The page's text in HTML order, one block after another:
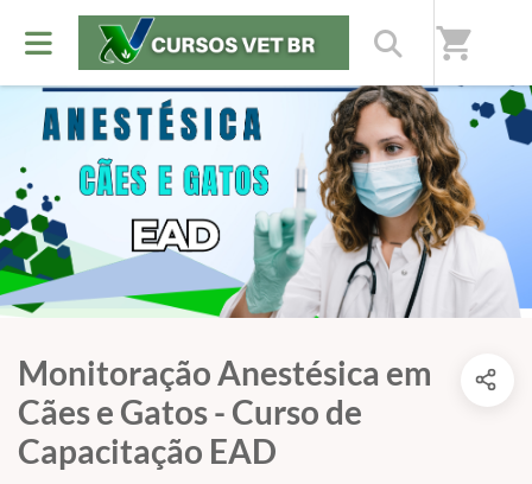
shopping_cart
Monitoração Anestésica em
Cães e Gatos - Curso de
Capacitação EAD